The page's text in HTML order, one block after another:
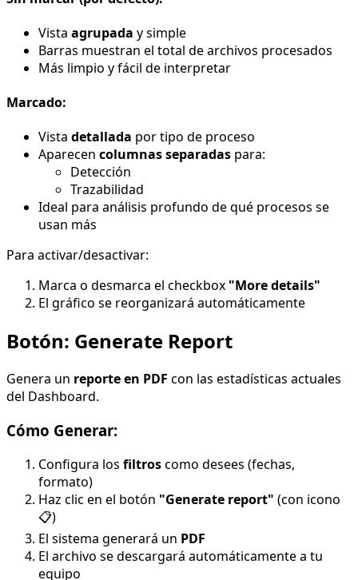
Vista agrupada y simple
Barras muestran el total de archivos procesados
Más limpio y fácil de interpretar
Marcado:
Vista detallada por tipo de proceso
Aparecen columnas separadas para:
Detección
Trazabilidad
Ideal para análisis profundo de qué procesos se
usan más
Para activar/desactivar:
Marca o desmarca el checkbox "More details"
El gráfico se reorganizará automáticamente
Botón: Generate Report
Genera un reporte en PDF con las estadísticas actuales
del Dashboard.
Cómo Generar:
Configura los filtroscomo desees (fechas,
formato)
Haz clic en el botón "Generate report" (con icono
📋)
El sistema generará un PDF
El archivo se descargará automáticamente a tu
equipo